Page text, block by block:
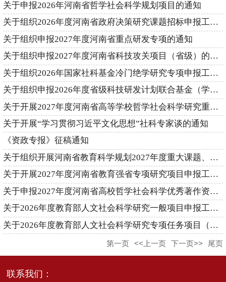
关于申报2026年河南省哲学社会科学规划项目的通知
关于组织2026年度河南省政府决策研究课题招标申报工作的通知
关于组织申报2027年度河南省重点研发专项的通知
关于组织申报2027年度河南省科技攻关项目（省级）的通知
关于组织2026年国家社科基金冷门绝学研究专项申报工作的通知
关于组织申报2026年度省级科技研发计划联合基金（学科类）项目的...
关于开展2027年度河南省高等学校哲学社会科学研究重大项目申报工...
关于开展“学习贯彻习近平文化思想”社科专家谈的通知
《资政专报》征稿通知
关于组织开展河南省教育科学规划2027年度重大课题、重点课题申报...
关于开展2027年度河南省教育强省专项研究项目申报工作的通知
关于申报2027年度河南省高校哲学社会科学优秀著作资助项目的通知
关于2026年度教育部人文社会科学研究一般项目申报工作的通知
关于2026年度教育部人文社会科学研究专项任务项目（中国特色社会...
第一页 <<上一页 下一页>> 尾页
联系我们：